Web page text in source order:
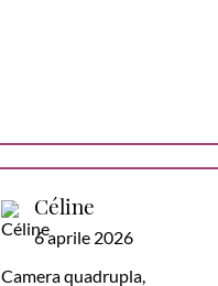
Céline
6 aprile 2026
Camera quadrupla,